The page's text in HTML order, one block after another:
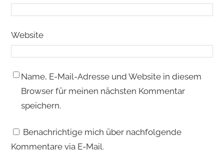
Website
Name, E-Mail-Adresse und Website in diesem
Browser für meinen nächsten Kommentar
speichern.
Benachrichtige mich über nachfolgende
Kommentare via E-Mail.